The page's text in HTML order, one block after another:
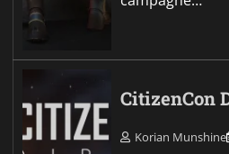
CitizenCon
Korian Munshine